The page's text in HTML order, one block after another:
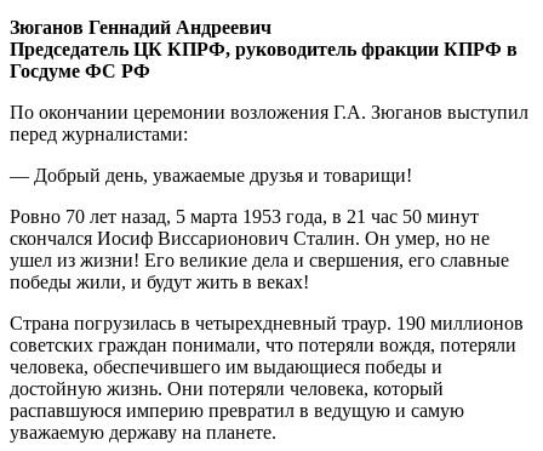
Зюганов Геннадий Андреевич
Председатель ЦК КПРФ, руководитель фракции КПРФ в
Госдуме ФС РФ
По окончании церемонии возложения Г.А. Зюганов выступил
перед журналистами:
— Добрый день, уважаемые друзья и товарищи!
Ровно 70 лет назад, 5 марта 1953 года, в 21 час 50 минут
скончался Иосиф Виссарионович Сталин. Он умер, но не
ушел из жизни! Его великие дела и свершения, его славные
победы жили, и будут жить в веках!
Страна погрузилась в четырехдневный траур. 190 миллионов
советских граждан понимали, что потеряли вождя, потеряли
человека, обеспечившего им выдающиеся победы и
достойную жизнь. Они потеряли человека, который
распавшуюся империю превратил в ведущую и самую
уважаемую державу на планете.